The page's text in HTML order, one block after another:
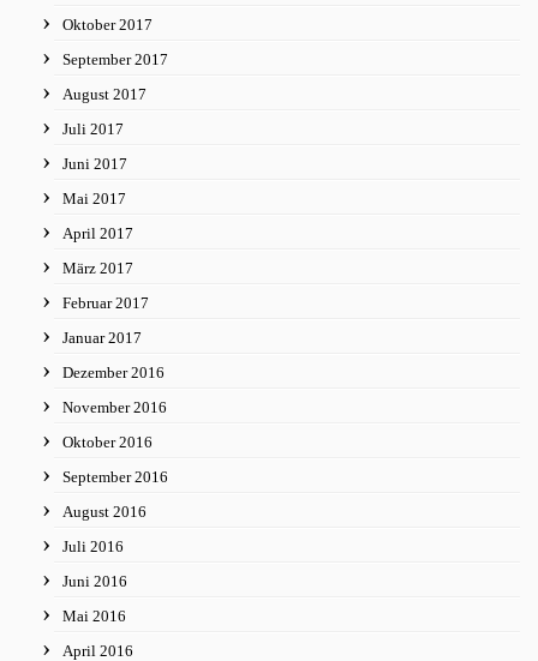
Oktober 2017
September 2017
August 2017
Juli 2017
Juni 2017
Mai 2017
April 2017
März 2017
Februar 2017
Januar 2017
Dezember 2016
November 2016
Oktober 2016
September 2016
August 2016
Juli 2016
Juni 2016
Mai 2016
April 2016